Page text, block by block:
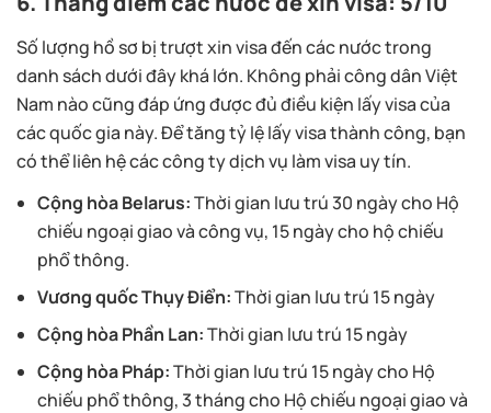
Số lượng hồ sơ bị trượt xin visa đến các nước trong
danh sách dưới đây khá lớn. Không phải công dân Việt
Nam nào cũng đáp ứng được đủ điều kiện lấy visa của
các quốc gia này. Để tăng tỷ lệ lấy visa thành công, bạn
có thể liên hệ các công ty dịch vụ làm visa uy tín.
Cộng hòa Belarus:Thời gian lưu trú 30 ngày cho Hộ
chiếu ngoại giao và công vụ, 15 ngày cho hộ chiếu
phổ thông.
Vương quốc Thụy Điển:Thời gian lưu trú 15 ngày
Cộng hòa Phần Lan:Thời gian lưu trú 15 ngày
Cộng hòa Pháp:Thời gian lưu trú 15 ngày cho Hộ
chiếu phổ thông, 3 tháng cho Hộ chiếu ngoại giao và